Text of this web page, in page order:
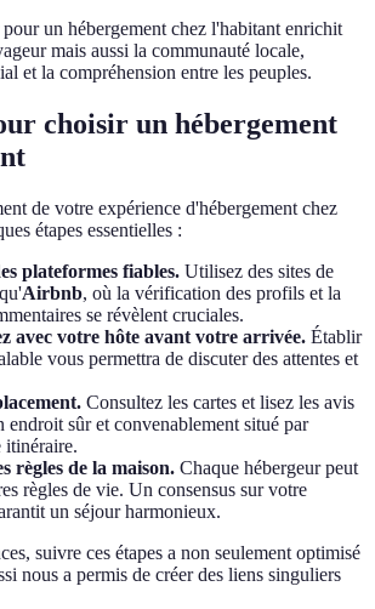
un hébergement chez l'habitant enrichit
mais aussi la communauté locale,
et la compréhension entre les peuples.
choisir un hébergement
de votre expérience d'hébergement chez
étapes essentielles :
plateformes fiables. Utilisez des sites de
Airbnb, où la vérification des profils et la
se révèlent cruciales.
avec votre hôte avant votre arrivée. Établir
vous permettra de discuter des attentes et
Consultez les cartes et lisez les avis
endroit sûr et convenablement situé par
itinéraire.
règles de la maison. Chaque hébergeur peut
règles de vie. Un consensus sur votre
un séjour harmonieux.
suivre ces étapes a non seulement optimisé
nous a permis de créer des liens singuliers